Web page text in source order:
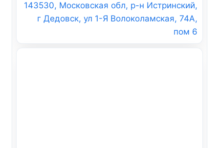
143530, Московская обл, р-н Истринский,
г Дедовск, ул 1-Я Волоколамская, 74А,
пом 6